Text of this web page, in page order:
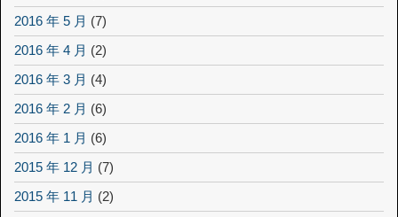
2016 年 5 月 (7)
2016 年 4 月 (2)
2016 年 3 月 (4)
2016 年 2 月 (6)
2016 年 1 月 (6)
2015 年 12 月 (7)
2015 年 11 月 (2)